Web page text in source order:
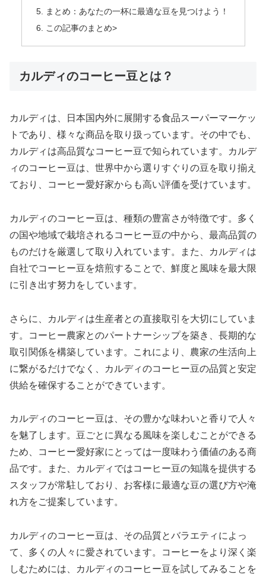
まとめ：あなたの一杯に最適な豆を見つけよう！
この記事のまとめ>
カルディのコーヒー豆とは？
カルディは、日本国内外に展開する食品スーパーマーケッ
トであり、様々な商品を取り扱っています。その中でも、
カルディは高品質なコーヒー豆で知られています。カルデ
ィのコーヒー豆は、世界中から選りすぐりの豆を取り揃え
ており、コーヒー愛好家からも高い評価を受けています。
カルディのコーヒー豆は、種類の豊富さが特徴です。多く
の国や地域で栽培されるコーヒー豆の中から、最高品質の
ものだけを厳選して取り入れています。また、カルディは
自社でコーヒー豆を焙煎することで、鮮度と風味を最大限
に引き出す努力をしています。
さらに、カルディは生産者との直接取引を大切にしていま
す。コーヒー農家とのパートナーシップを築き、長期的な
取引関係を構築しています。これにより、農家の生活向上
に繋がるだけでなく、カルディのコーヒー豆の品質と安定
供給を確保することができています。
カルディのコーヒー豆は、その豊かな味わいと香りで人々
を魅了します。豆ごとに異なる風味を楽しむことができる
ため、コーヒー愛好家にとっては一度味わう価値のある商
品です。また、カルディではコーヒー豆の知識を提供する
スタッフが常駐しており、お客様に最適な豆の選び方や淹
れ方をご提案しています。
カルディのコーヒー豆は、その品質とバラエティによっ
て、多くの人々に愛されています。コーヒーをより深く楽
しむためには、カルディのコーヒー豆を試してみることを